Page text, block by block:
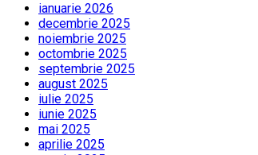
ianuarie 2026
decembrie 2025
noiembrie 2025
octombrie 2025
septembrie 2025
august 2025
iulie 2025
iunie 2025
mai 2025
aprilie 2025